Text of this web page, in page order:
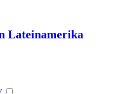
Lateinamerika